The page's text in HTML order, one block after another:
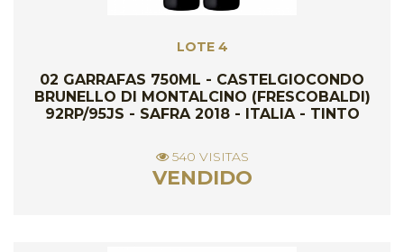
LOTE 4
02 GARRAFAS 750ML - CASTELGIOCONDO
BRUNELLO DI MONTALCINO (FRESCOBALDI)
92RP/95JS - SAFRA 2018 - ITALIA - TINTO
540 VISITAS
VENDIDO